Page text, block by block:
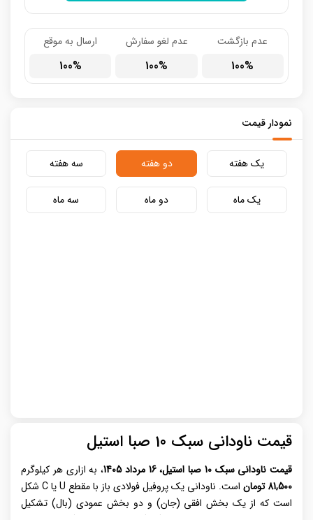
عدم بازگشت
100
عدم لغو سفارش
100
ارسال به موقع
100
نمودار قیمت
یک هفته دو هفته سه هفته
یک ماه دو ماه سه ماه
قیمت ناودانی سبک 10 صبا استیل
قیمت ناودانی سبک 10 صبا استیل، 16 مرداد 1405
، به ازاری هر کیلوگرم
81,500 تومان
است. ناودانی یک پروفیل فولادی باز با مقطع U یا C شکل
است که از یک بخش افقی (جان) و دو بخش عمودی (بال) تشکیل